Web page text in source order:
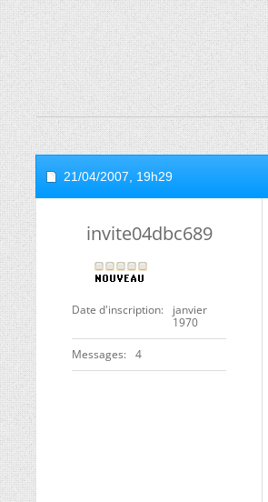
21/04/2007, 19h29
invite04dbc689
Date d'inscription
janvier
1970
Messages 4